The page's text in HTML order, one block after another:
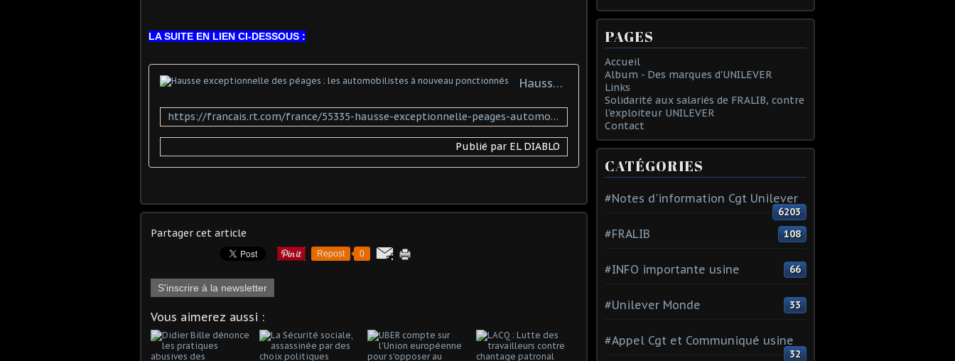
LA SUITE EN LIEN CI-DESSOUS :
Hausse exceptionnelle des péages : les automobilistes à nouveau ponctionnés
https://francais.rt.com/france/55335-hausse-exceptionnelle-peages-automobilistes-nouveau-ponctionnes
Publié par EL DIABLO
Partager cet article
Repost 0
S'inscrire à la newsletter
Vous aimerez aussi :
PAGES
Accueil
Album - Des marques d'UNILEVER
Links
Solidarité aux salariés de FRALIB, contre
l'exploiteur UNILEVER
Contact
CATÉGORIES
#Notes d'information Cgt Unilever
6203
#FRALIB 108
#INFO importante usine 66
#Unilever Monde 33
#Appel Cgt et Communiqué usine
32